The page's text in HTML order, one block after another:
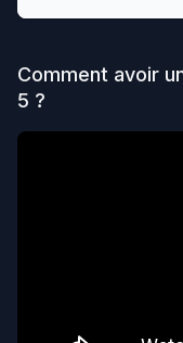
Comment avoir
5 ?